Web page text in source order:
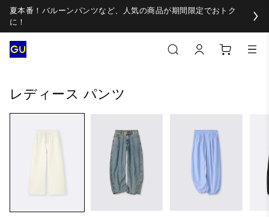
夏本番！バルーンパンツなど、人気の商品が期間限定でおトク
に！
レディース パンツ